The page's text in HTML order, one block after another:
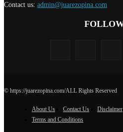
Contact us: admin@juarezopina.com
© https://juarezopina.com/ALL Rights Reserved
About Us Contact Us Disclaimer
Terms and Conditions